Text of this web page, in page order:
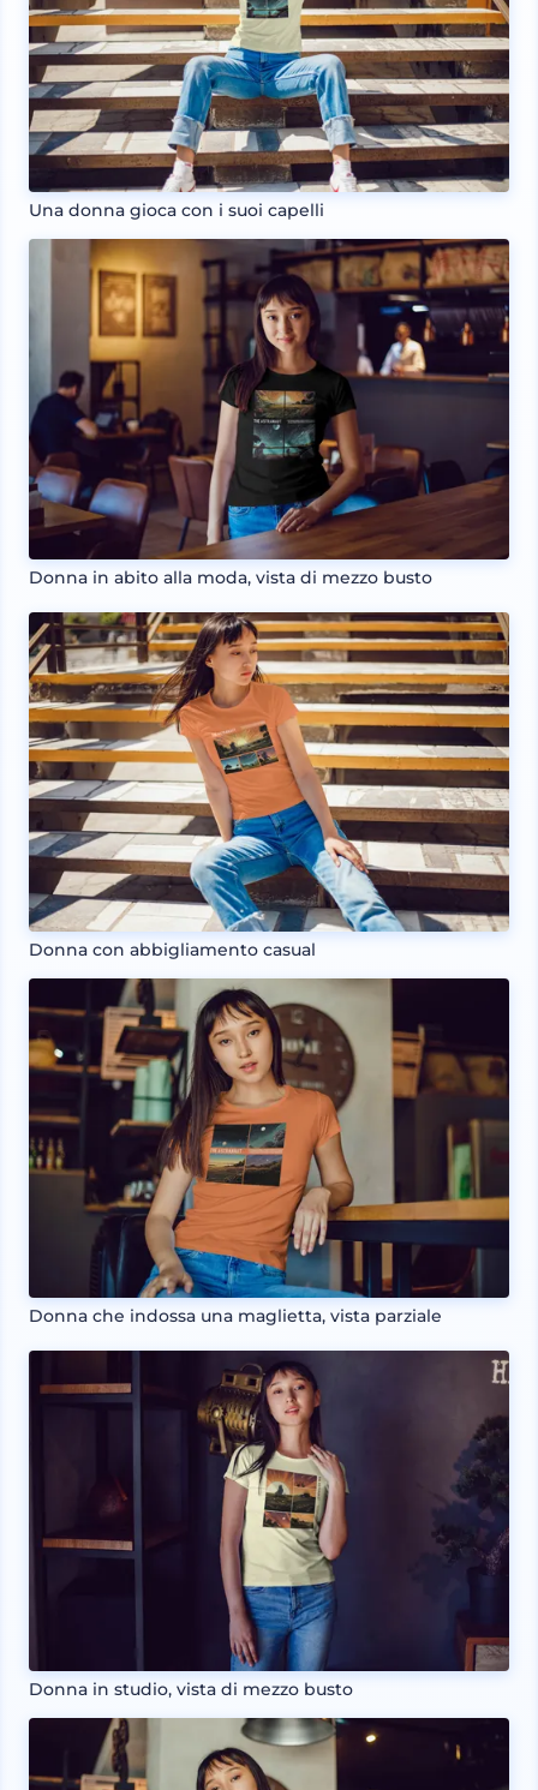
Una donna gioca con i suoi capelli
Donna in abito alla moda, vista di mezzo busto
Donna con abbigliamento casual
Donna che indossa una maglietta, vista parziale
Donna in studio, vista di mezzo busto